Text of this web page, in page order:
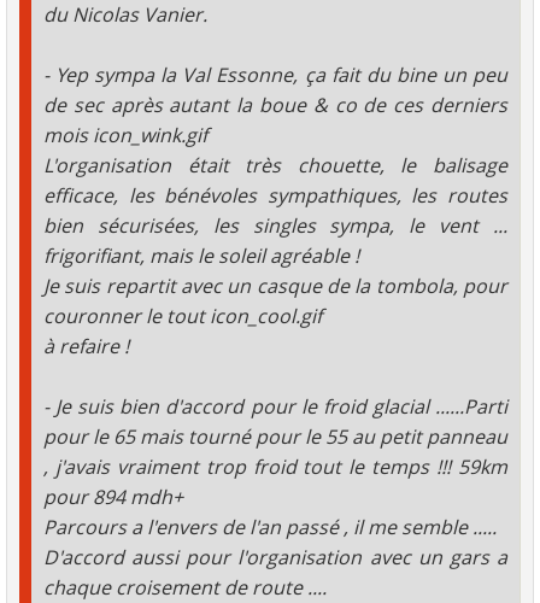
du Nicolas Vanier.
- Yep sympa la Val Essonne, ça fait du bine un peu
de sec après autant la boue & co de ces derniers
mois icon_wink.gif
L'organisation était très chouette, le balisage
efficace, les bénévoles sympathiques, les routes
bien sécurisées, les singles sympa, le vent ...
frigorifiant, mais le soleil agréable !
Je suis repartit avec un casque de la tombola, pour
couronner le tout icon_cool.gif
à refaire !
- Je suis bien d'accord pour le froid glacial ......Parti
pour le 65 mais tourné pour le 55 au petit panneau
, j'avais vraiment trop froid tout le temps !!! 59km
pour 894 mdh+
Parcours a l'envers de l'an passé , il me semble .....
D'accord aussi pour l'organisation avec un gars a
chaque croisement de route ....